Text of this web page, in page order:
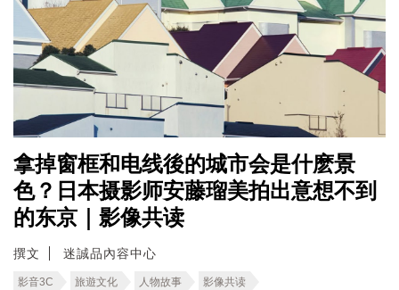
拿掉窗框和电线後的城市会是什麽景
色？日本摄影师安藤瑠美拍出意想不到
的东京｜影像共读
撰文 迷誠品內容中心
影音3C 旅遊文化 人物故事 影像共读